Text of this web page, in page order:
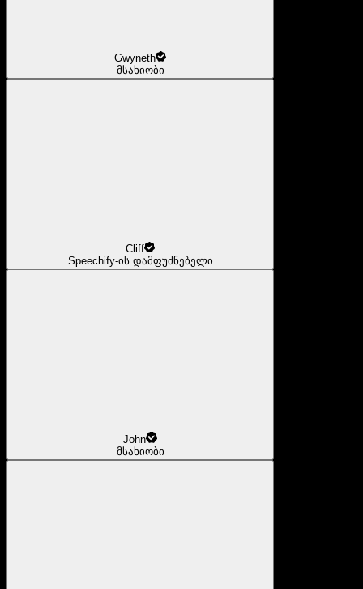
Gwyneth
მსახიობი
Cliff
Speechify-ის დამფუძნებელი
John
მსახიობი